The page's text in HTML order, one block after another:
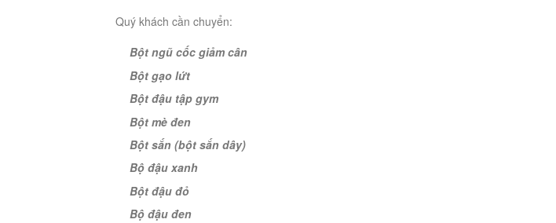
Quý khách cần chuyển:
Bột ngũ cốc giảm cân
Bột gạo lứt
Bột đậu tập gym
Bột mè đen
Bột sắn (bột sắn dây)
Bộ đậu xanh
Bột đậu đỏ
Bộ đậu đen